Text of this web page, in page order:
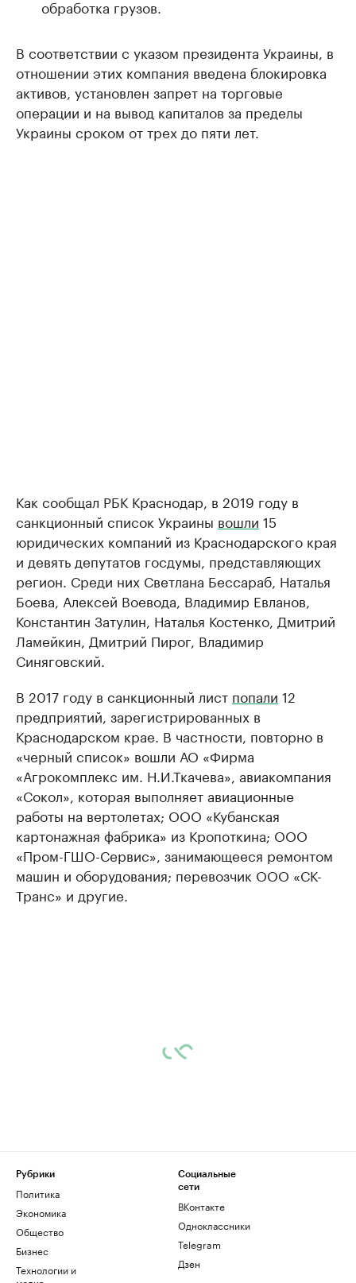
обработка грузов.
В соответствии с указом президента Украины, в
отношении этих компания введена блокировка
активов, установлен запрет на торговые
операции и на вывод капиталов за пределы
Украины сроком от трех до пяти лет.
Как сообщал РБК Краснодар, в 2019 году в
санкционный список Украины вошли 15
юридических компаний из Краснодарского края
и девять депутатов госдумы, представляющих
регион. Среди них Светлана Бессараб, Наталья
Боева, Алексей Воевода, Владимир Евланов,
Константин Затулин, Наталья Костенко, Дмитрий
Ламейкин, Дмитрий Пирог, Владимир
Синяговский.
В 2017 году в санкционный лист попали 12
предприятий, зарегистрированных в
Краснодарском крае. В частности, повторно в
«черный список» вошли АО «Фирма
«Агрокомплекс им. Н.И.Ткачева», авиакомпания
«Сокол», которая выполняет авиационные
работы на вертолетах; ООО «Кубанская
картонажная фабрика» из Кропоткина; ООО
«Пром-ГШО-Сервис», занимающееся ремонтом
машин и оборудования; перевозчик ООО «СК-
Транс» и другие.
Рубрики
Политика
Экономика
Общество
Бизнес
Технологии и
Социальные
сети
ВКонтакте
Одноклассники
Telegram
Дзен